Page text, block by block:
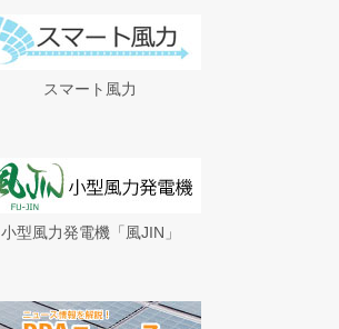
スマート風力
小型風力発電機「風JIN」